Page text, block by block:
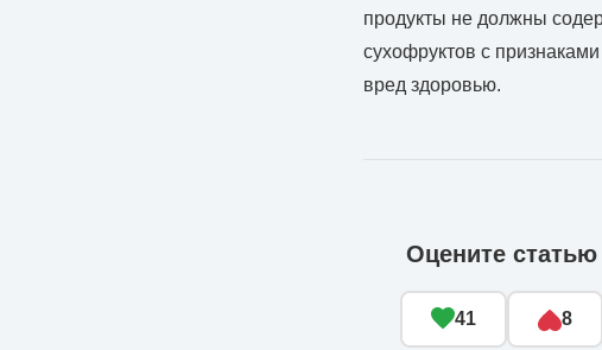
продукты не должны
сухофруктов с
вред здоровью.
Оцените статью
41 8